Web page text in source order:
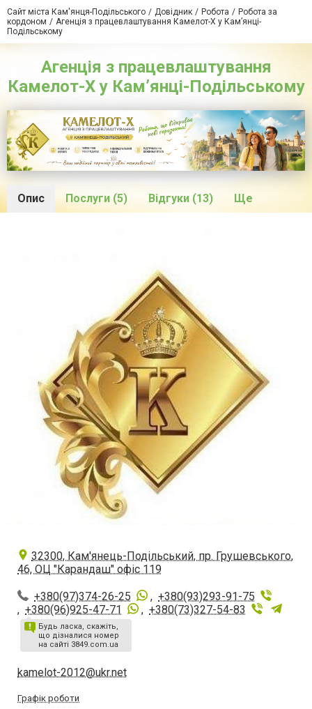
Сайт міста Кам'янця-Подільського Довідник Робота
Робота за
кордоном
Агенція з працевлаштування Камелот-Х у Кам’янці-
Подільському
Агенція з працевлаштування
Камелот-Х у Кам’янці-Подільському
Опис Послуги (5) Відгуки (13) Ще
32300, Кам'янець-Подільський, пр. Грушевського,
46, ОЦ "Карандаш" офіс 119
+380(97)374-26-25 , +380(93)293-91-75
, +380(96)925-47-71 , +380(73)327-54-83
Будь ласка, скажіть,
що дізналися номер
на сайті 3849.com.ua
kamelot-2012@ukr.net
Графік роботи